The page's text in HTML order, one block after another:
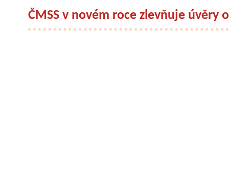
ČMSS v novém roce zlevňuje úvěry